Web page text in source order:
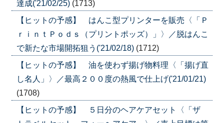
達成('21/02/25) (1713)
【ヒットの予感】 はんこ型プリンターを販売〈「Ｐ
ｒｉｎｔＰｏｄｓ（プリントポッズ）」〉／脱はんこ
で新たな市場開拓狙う('21/02/18) (1712)
【ヒットの予感】 油を使わず揚げ物料理〈「揚げ直
し名人」〉／最高２００度の熱風で仕上げ('21/01/21)
(1708)
【ヒットの予感】 ５日分のヘアケアセット〈「ザ